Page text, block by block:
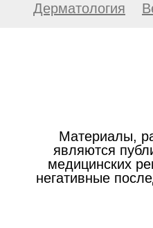
Дерматология
Материалы,
являются
медицинских
негативные